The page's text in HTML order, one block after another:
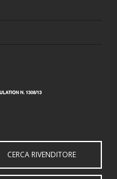
CERCA RIVENDITORE